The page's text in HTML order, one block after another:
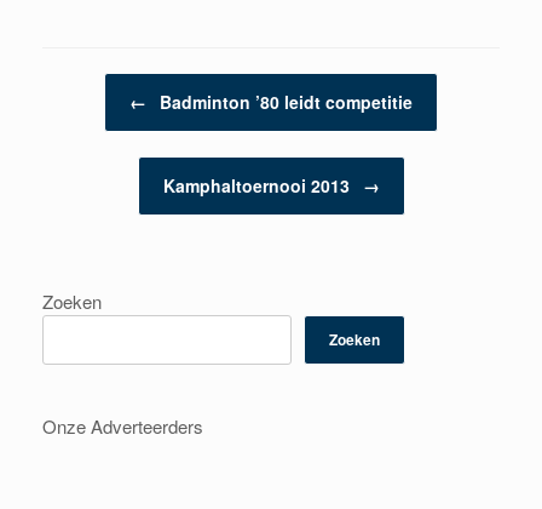
Berichtnavigatie
← Badminton ’80 leidt competitie
Kamphaltoernooi 2013 →
Zoeken
Zoeken
Onze Adverteerders